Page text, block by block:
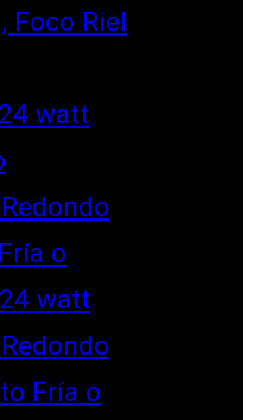
Foco Riel
watt
o
watt
Fría o